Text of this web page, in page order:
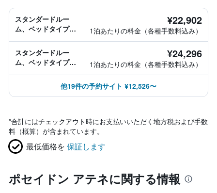
スタンダードルー
ム、ベッドタイプ情
¥22,902
1泊あたりの料金（各種手数料込み）
スタンダードルー
ム、ベッドタイプ情
¥24,296
1泊あたりの料金（各種手数料込み）
他19件の予約サイト ¥12,526〜
*合計にはチェックアウト時にお支払いいただく地方税および手数
料（概算）が含まれています。
最低価格を 保証します
ポセイドン アテネに関する情報